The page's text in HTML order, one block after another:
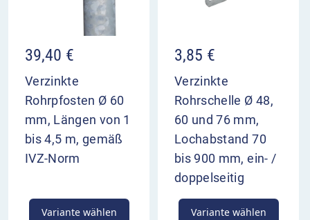
39,40 €
Verzinkte
Rohrpfosten Ø 60
mm, Längen von 1
bis 4,5 m, gemäß
IVZ-Norm
Variante wählen
3,85 €
Verzinkte
Rohrschelle Ø 48,
60 und 76 mm,
Lochabstand 70
bis 900 mm, ein- /
doppelseitig
Variante wählen